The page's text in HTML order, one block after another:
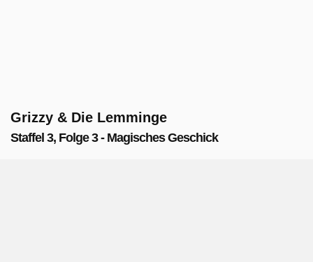
Grizzy & Die Lemminge
Staffel 3, Folge 3 - Magisches Geschick